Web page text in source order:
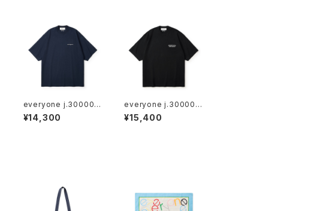
everyone j.30000 r
ooftop logo tee shi
rt (NAVY)
¥14,300
everyone j.30000 E
SS tee shirt (BLAC
K)
¥15,400